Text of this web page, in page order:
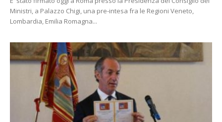
Ministri, a Palazzo Chigi, una pre-intesa fra le Regioni Veneto,
Lombardia, Emilia Romagna...